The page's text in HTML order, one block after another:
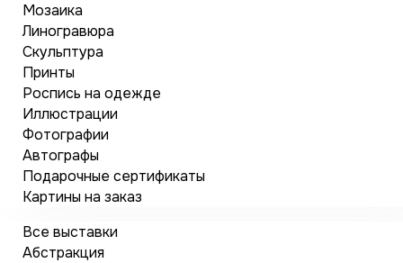
Мозаика
Линогравюра
Скульптура
Принты
Роспись на одежде
Иллюстрации
Фотографии
Автографы
Подарочные сертификаты
Картины на заказ
Все выставки
Абстракция